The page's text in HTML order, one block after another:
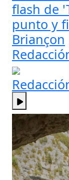
flash de
punto y
Briançon